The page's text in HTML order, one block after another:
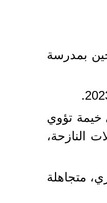
نازحين بمدرسة
إسرائيلي على خيمة تؤوي
النازحة،
متجاهلة